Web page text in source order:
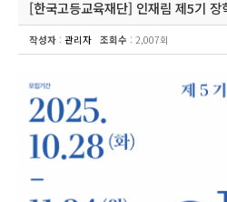
[한국고등교육재단] 인재림 제5기
작성자 : 관리자 조회수 : 2,007회